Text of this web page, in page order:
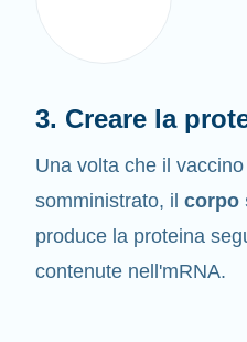
3. Creare la
Una volta che il
somministrato, il corpo
produce la proteina
contenute nell'mRNA.